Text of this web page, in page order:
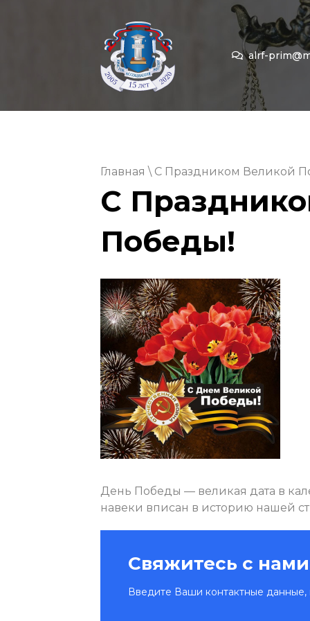
alrf-
Главная \ С Праздником Великой
С
Победы!
День Победы — великая дата в
навеки вписан в историю нашей
Свяжитесь с нами
Введите Ваши контактные